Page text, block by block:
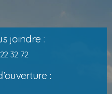
joindre :
32 72
: